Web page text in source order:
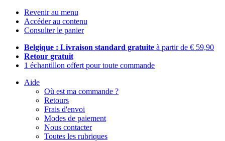
Revenir au menu
Accéder au contenu
Consulter le panier
Belgique : Livraison standard gratuite à partir de € 59,90
Retour gratuit
1 échantillon offert pour toute commande
Aide
Où est ma commande ?
Retours
Frais d'envoi
Modes de paiement
Nous contacter
Toutes les rubriques